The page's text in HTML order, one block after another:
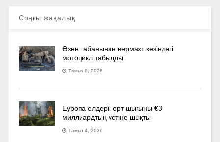
Соңғы жаңалық
Өзен табанынан вермахт кезіндегі
мотоцикл табылды
Тамыз 8, 2026
Еуропа елдері: өрт шығыны €3
миллиардтың үстіне шықты
Тамыз 4, 2026